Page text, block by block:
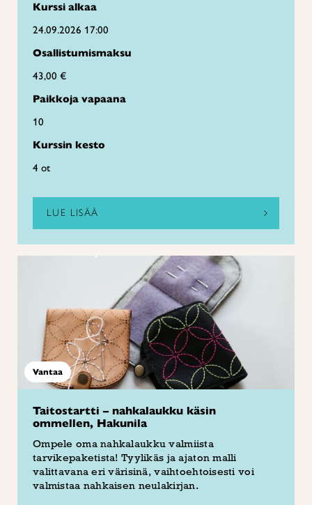
Kurssi alkaa
24.09.2026 17:00
Osallistumismaksu
43,00 €
Paikkoja vapaana
10
Kurssin kesto
4 ot
LUE LISÄÄ
Vantaa
Taitostartti – nahkalaukku käsin
ommellen, Hakunila
Ompele oma nahkalaukku valmiista
tarvikepaketista! Tyylikäs ja ajaton malli
valittavana eri värisinä, vaihtoehtoisesti voi
valmistaa nahkaisen neulakirjan.